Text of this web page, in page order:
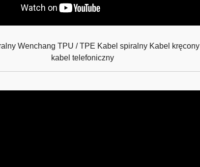
Wenchang TPU / TPE Kabel spiralny Kabel kręcony
kabel telefoniczny